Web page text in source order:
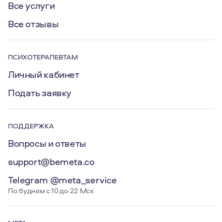
Как подготовиться к сессии в онлайн
формате
оборудование.
Найдите спокойное место для проведения
сессии, где вас никто не будет отвлекать.
Подготовьте все необходимое для сессии
заранее.
психотерапевту и какие вопросы задать.
Все услуги
Все отзывы
ПСИХОТЕРАПЕВТАМ
Личный кабинет
Подать заявку
ПОДДЕРЖКА
Вопросы и ответы
support@bemeta.co
Telegram @meta_service
По будням с 10 до 22 Мск